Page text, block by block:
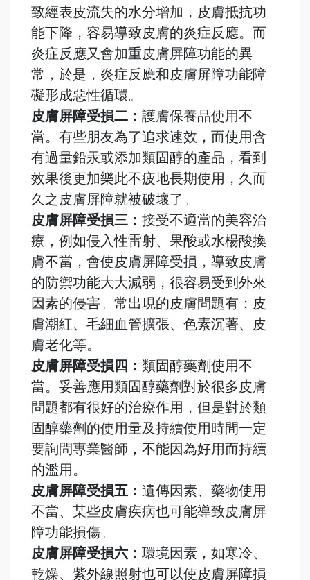
致經表皮流失的水分增加，皮膚抵抗功
能下降，容易導致皮膚的炎症反應。而
炎症反應又會加重皮膚屏障功能的異
常，於是，炎症反應和皮膚屏障功能障
礙形成惡性循環。
皮膚屏障受損二： 護膚保養品使用不
當。有些朋友為了追求速效，而使用含
有過量鉛汞或添加類固醇的產品，看到
效果後更加樂此不疲地長期使用，久而
久之皮膚屏障就被破壞了。
皮膚屏障受損三： 接受不適當的美容治
療，例如侵入性雷射、果酸或水楊酸換
膚不當，會使皮膚屏障受損，導致皮膚
的防禦功能大大減弱，很容易受到外來
因素的侵害。常出現的皮膚問題有：皮
膚潮紅、毛細血管擴張、色素沉著、皮
膚老化等。
皮膚屏障受損四： 類固醇藥劑使用不
當。妥善應用類固醇藥劑對於很多皮膚
問題都有很好的治療作用，但是對於類
固醇藥劑的使用量及持續使用時間一定
要詢問專業醫師，不能因為好用而持續
的濫用。
皮膚屏障受損五： 遺傳因素、藥物使用
不當、某些皮膚疾病也可能導致皮膚屏
障功能損傷。
皮膚屏障受損六： 環境因素，如寒冷、
乾燥、紫外線照射也可以使皮膚屏障損